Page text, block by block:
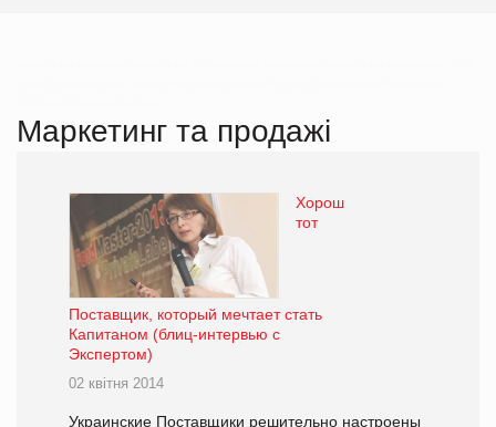
Маркетинг та продажі
Хорош
тот
Поставщик, который мечтает стать
Капитаном (блиц-интервью с
Экспертом)
02 квітня 2014
Украинские Поставщики решительно настроены